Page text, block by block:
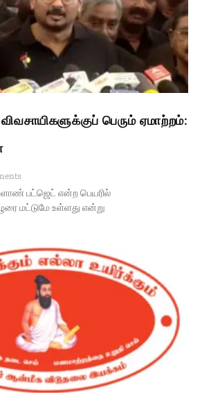
பெரும் ஏமாற்றம்:
பட்ஜெட் என்ற பெயரில்
மட்டுமே உள்ளது என்று